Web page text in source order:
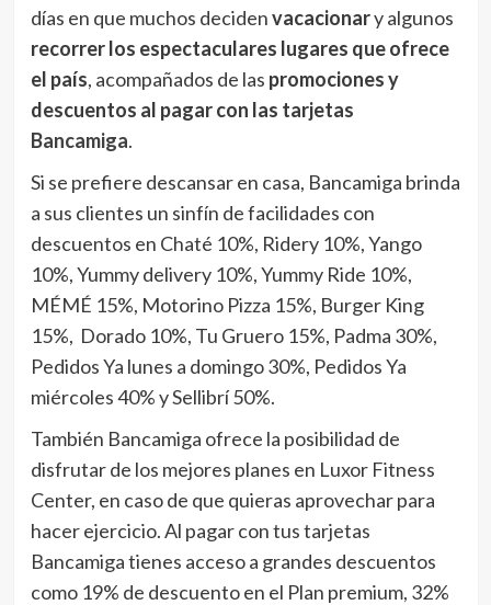
días en que muchos decidenvacacionary algunos
recorrer los espectaculares lugares que ofrece
el país, acompañados de las promociones y
descuentos al pagar con las tarjetas
Bancamiga.
Si se prefiere descansar en casa, Bancamiga brinda
a sus clientes un sinfín de facilidades con
descuentos en Chaté 10%, Ridery 10%, Yango
10%, Yummy delivery 10%, Yummy Ride 10%,
MÉMÉ 15%, Motorino Pizza 15%, Burger King
15%, Dorado 10%, Tu Gruero 15%, Padma 30%,
Pedidos Ya lunes a domingo 30%, Pedidos Ya
miércoles 40% y Sellibrí 50%.
También Bancamiga ofrece la posibilidad de
disfrutar de los mejores planes en Luxor Fitness
Center, en caso de que quieras aprovechar para
hacer ejercicio. Al pagar con tus tarjetas
Bancamiga tienes acceso a grandes descuentos
como 19% de descuento en el Plan premium, 32%